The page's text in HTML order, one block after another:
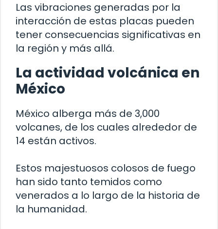
Las vibraciones generadas por la
interacción de estas placas pueden
tener consecuencias significativas en
la región y más allá.
La actividad volcánica en
México
México alberga más de 3,000
volcanes, de los cuales alrededor de
14 están activos.
Estos majestuosos colosos de fuego
han sido tanto temidos como
venerados a lo largo de la historia de
la humanidad.